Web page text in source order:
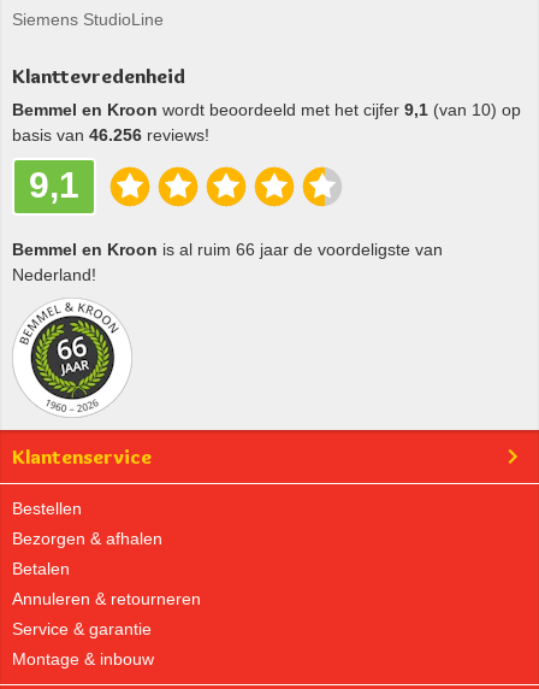
Siemens StudioLine
Klanttevredenheid
Bemmel en Kroon wordt beoordeeld met het cijfer 9,1 (van 10) op
basis van 46.256 reviews!
9,1
Bemmel en Kroon is al ruim 66 jaar de voordeligste van
Nederland!
Klantenservice
Bestellen
Bezorgen & afhalen
Betalen
Annuleren & retourneren
Service & garantie
Montage & inbouw